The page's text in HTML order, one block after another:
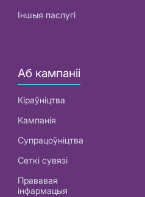
Іншыя паслугі
Аб кампаніі
Кіраўніцтва
Кампанія
Супрацоўніцтва
Сеткі сувязі
Прававая
інфармацыя